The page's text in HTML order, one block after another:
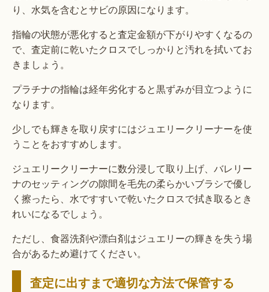
り、水気を含むとサビの原因になります。
指輪の状態が悪化すると査定金額が下がりやすくなるの
で、査定前に乾いたクロスでしっかりと汚れを拭いてお
きましょう。
プラチナの指輪は経年劣化すると黒ずみが目立つように
なります。
少しでも輝きを取り戻すにはジュエリークリーナーを使
うことをおすすめします。
ジュエリークリーナーに数分浸して取り上げ、バレリー
ナのセッティングの隙間を毛先の柔らかいブラシで優し
く擦ったら、水ですすいで乾いたクロスで拭き取るとき
れいになるでしょう。
ただし、食器洗剤や漂白剤はジュエリーの輝きを失う場
合があるため避けてください。
査定に出すまで適切な方法で保管する